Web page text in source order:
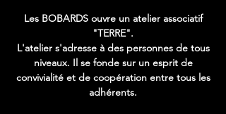
Les BOBARDS ouvre un atelier associatif
"TERRE".
L'atelier s'adresse à des personnes de tous
niveaux. Il se fonde sur un esprit de
convivialité et de coopération entre tous les
adhérents.